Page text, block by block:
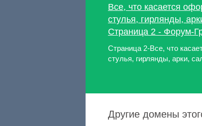
Все, что касается
стулья, гирлянды,
Страница 2 - Форум-
Страница 2-Все, что
стулья, гирлянды, арки,
Другие домены